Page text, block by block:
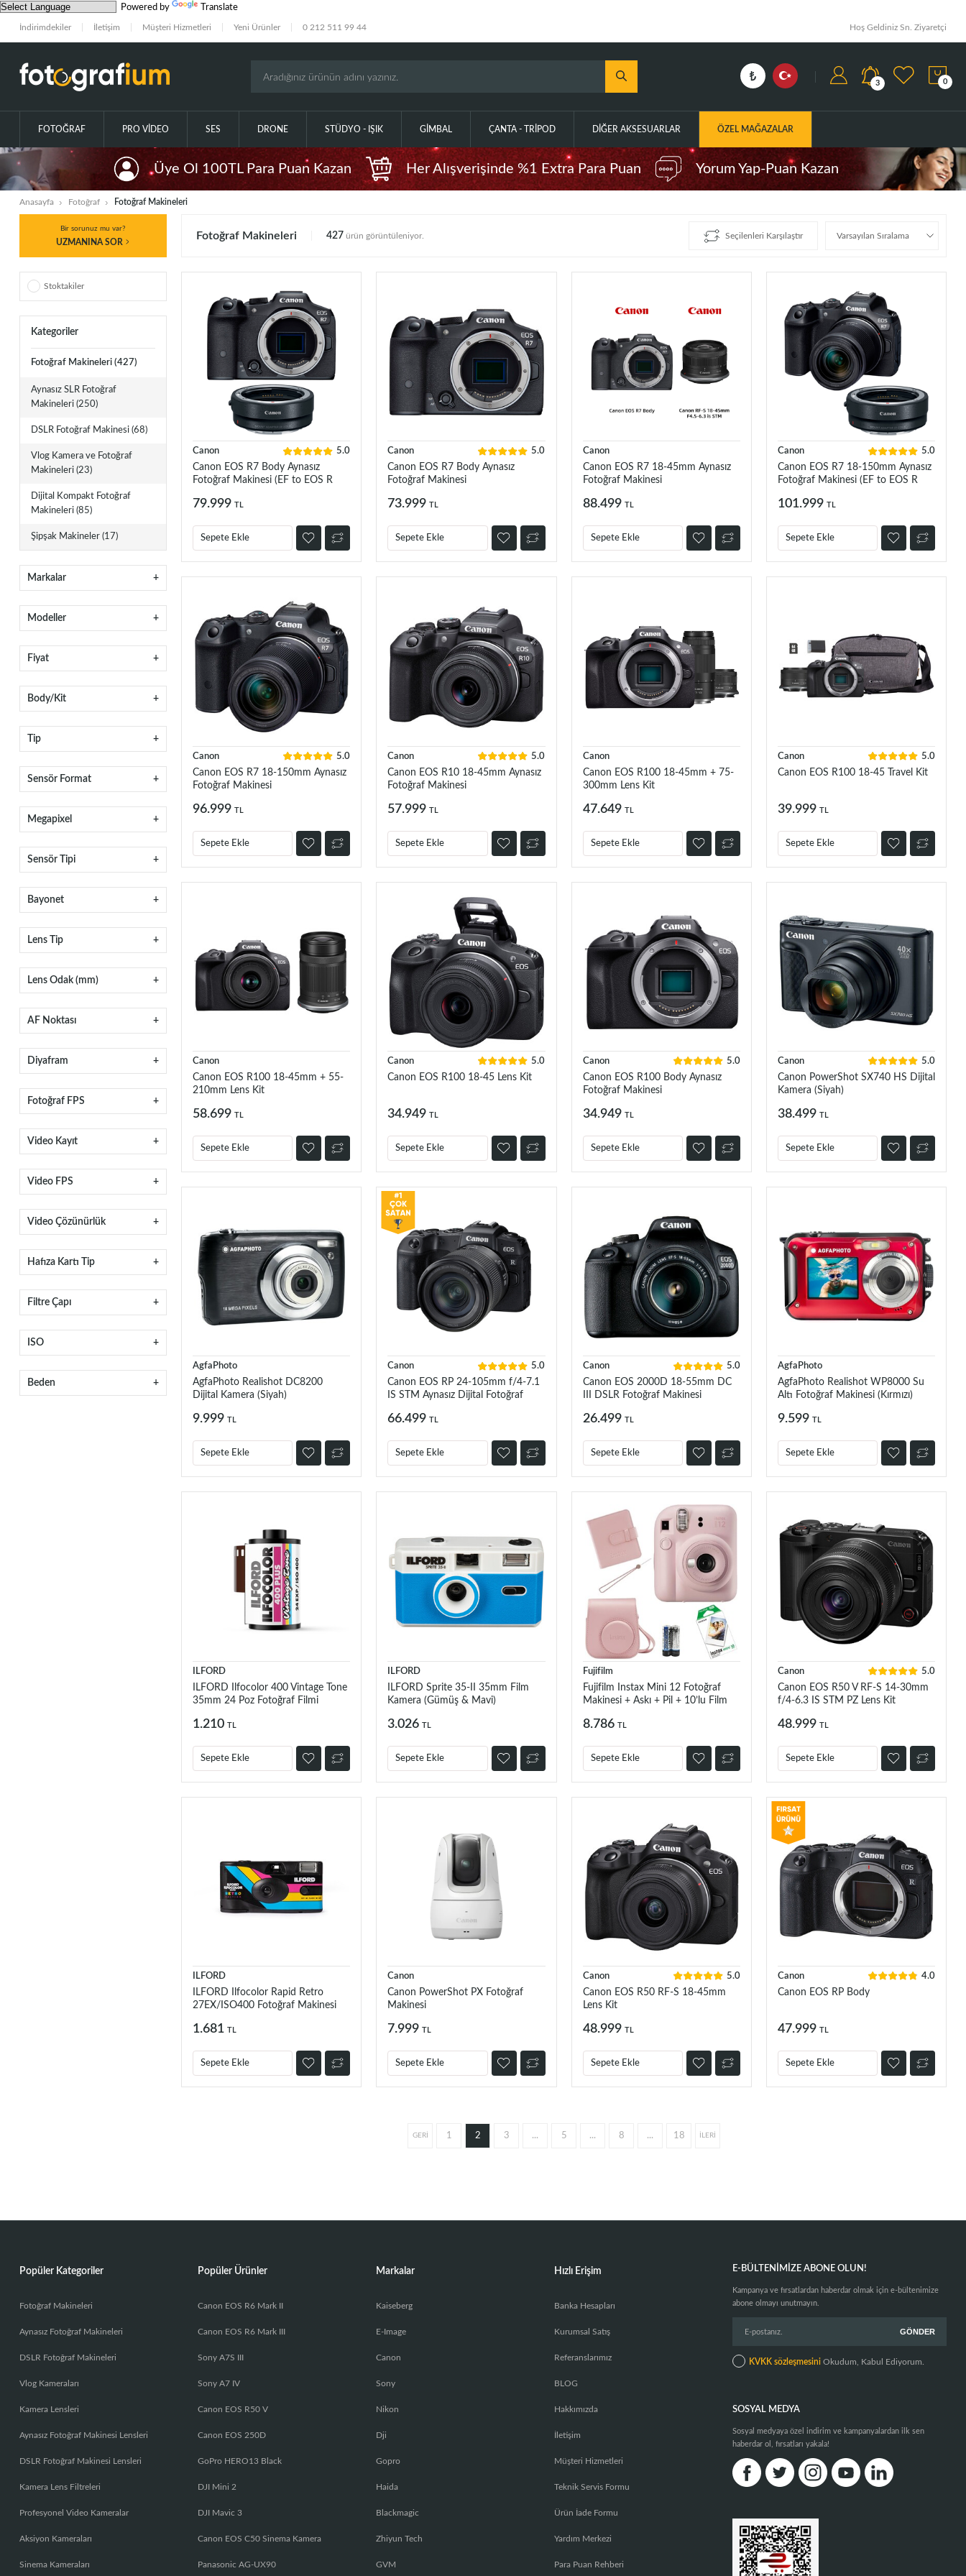
Powered by Translate
İndirimdekiler İletişim Müşteri Hizmetleri Yeni Ürünler 0 212 511 99 44 Hoş Geldiniz Sn. Ziyaretçi
3 0
FOTOĞRAF PRO VIDEO SES DRONE STÜDYO - IŞIK GIMBAL ÇANTA - TRIPOD DIĞER AKSESUARLAR ÖZEL MAĞAZALAR
Üye Ol 100TL Para Puan Kazan Her Alışverişinde %1 Extra Para Puan Yorum Yap-Puan Kazan
Anasayfa Fotoğraf Fotoğraf Makineleri
Bir sorunuz mu var?
UZMANINA SOR
Stoktakiler
Kategoriler
Fotoğraf Makineleri (427)
Aynasız SLR Fotoğraf
Makineleri (250)
DSLR Fotoğraf Makinesi (68)
Vlog Kamera ve Fotoğraf
Makineleri (23)
Dijital Kompakt Fotoğraf
Makineleri (85)
Şipşak Makineler (17)
Markalar
Modeller
Fiyat
Body/Kit
Tip
Sensör Format
Megapixel
Sensör Tipi
Bayonet
Lens Tip
Lens Odak (mm)
AF Noktası
Diyafram
Fotoğraf FPS
Video Kayıt
Video FPS
Video Çözünürlük
Hafıza Kartı Tip
Filtre Çapı
ISO
Beden
Fotoğraf Makineleri 427 ürün görüntüleniyor. Seçilenleri Karşılaştır
Canon 5.0
Canon EOS R7 Body Aynasız
Fotoğraf Makinesi (EF to EOS R
79.999 TL
Sepete Ekle
Canon 5.0
Canon EOS R7 Body Aynasız
Fotoğraf Makinesi
73.999 TL
Sepete Ekle
Canon
Canon EOS R7 18-45mm Aynasız
Fotoğraf Makinesi
88.499 TL
Sepete Ekle
Canon 5.0
Canon EOS R7 18-150mm Aynasız
Fotoğraf Makinesi (EF to EOS R
101.999 TL
Sepete Ekle
Canon 5.0
Canon EOS R7 18-150mm Aynasız
Fotoğraf Makinesi
96.999 TL
Sepete Ekle
Canon 5.0
Canon EOS R10 18-45mm Aynasız
Fotoğraf Makinesi
57.999 TL
Sepete Ekle
Canon
Canon EOS R100 18-45mm + 75-
300mm Lens Kit
47.649 TL
Sepete Ekle
Canon 5.0
Canon EOS R100 18-45 Travel Kit
39.999 TL
Sepete Ekle
Canon
Canon EOS R100 18-45mm + 55-
210mm Lens Kit
58.699 TL
Sepete Ekle
Canon 5.0
Canon EOS R100 18-45 Lens Kit
34.949 TL
Sepete Ekle
Canon 5.0
Canon EOS R100 Body Aynasız
Fotoğraf Makinesi
34.949 TL
Sepete Ekle
Canon 5.0
Canon PowerShot SX740 HS Dijital
Kamera (Siyah)
38.499 TL
Sepete Ekle
AgfaPhoto
AgfaPhoto Realishot DC8200
Dijital Kamera (Siyah)
9.999 TL
Sepete Ekle
Canon 5.0
Canon EOS RP 24-105mm f/4-7.1
IS STM Aynasız Dijital Fotoğraf
66.499 TL
Sepete Ekle
Canon 5.0
Canon EOS 2000D 18-55mm DC
III DSLR Fotoğraf Makinesi
26.499 TL
Sepete Ekle
AgfaPhoto
AgfaPhoto Realishot WP8000 Su
Altı Fotoğraf Makinesi (Kırmızı)
9.599 TL
Sepete Ekle
ILFORD
ILFORD Ilfocolor 400 Vintage Tone
35mm 24 Poz Fotoğraf Filmi
1.210 TL
Sepete Ekle
ILFORD
ILFORD Sprite 35-II 35mm Film
Kamera (Gümüş & Mavi)
3.026 TL
Sepete Ekle
Fujifilm
Fujifilm Instax Mini 12 Fotoğraf
Makinesi + Askı + Pil + 10’lu Film
8.786 TL
Sepete Ekle
Canon 5.0
Canon EOS R50 V RF-S 14-30mm
f/4-6.3 IS STM PZ Lens Kit
48.999 TL
Sepete Ekle
ILFORD
ILFORD Ilfocolor Rapid Retro
27EX/ISO400 Fotoğraf Makinesi
1.681 TL
Sepete Ekle
Canon
Canon PowerShot PX Fotoğraf
Makinesi
7.999 TL
Sepete Ekle
Canon 5.0
Canon EOS R50 RF-S 18-45mm
Lens Kit
48.999 TL
Sepete Ekle
Canon 4.0
Canon EOS RP Body
47.999 TL
Sepete Ekle
1 2 3 ... 5 ... 8 ... 18
Popüler Kategoriler
Fotoğraf Makineleri
Aynasız Fotoğraf Makineleri
DSLR Fotoğraf Makineleri
Vlog Kameraları
Kamera Lensleri
Aynasız Fotoğraf Makinesi Lensleri
DSLR Fotoğraf Makinesi Lensleri
Kamera Lens Filtreleri
Profesyonel Video Kameralar
Aksiyon Kameraları
Sinema Kameraları
Popüler Ürünler
Canon EOS R6 Mark II
Canon EOS R6 Mark III
Sony A7S III
Sony A7 IV
Canon EOS R50 V
Canon EOS 250D
GoPro HERO13 Black
DJI Mini 2
DJI Mavic 3
Canon EOS C50 Sinema Kamera
Panasonic AG-UX90
Markalar
Kaiseberg
E-Image
Canon
Sony
Nikon
Dji
Gopro
Haida
Blackmagic
Zhiyun Tech
GVM
Hızlı Erişim
Banka Hesapları
Kurumsal Satış
Referanslarımız
BLOG
Hakkımızda
İletişim
Müşteri Hizmetleri
Teknik Servis Formu
Ürün İade Formu
Yardım Merkezi
Para Puan Rehberi
E-BÜLTENIMIZE ABONE OLUN!
Kampanya ve fırsatlardan haberdar olmak için e-bültenimize
abone olmayı unutmayın.
KVKK sözleşmesini Okudum, Kabul Ediyorum.
SOSYAL MEDYA
Sosyal medyaya özel indirim ve kampanyalardan ilk sen
haberdar ol, fırsatları yakala!